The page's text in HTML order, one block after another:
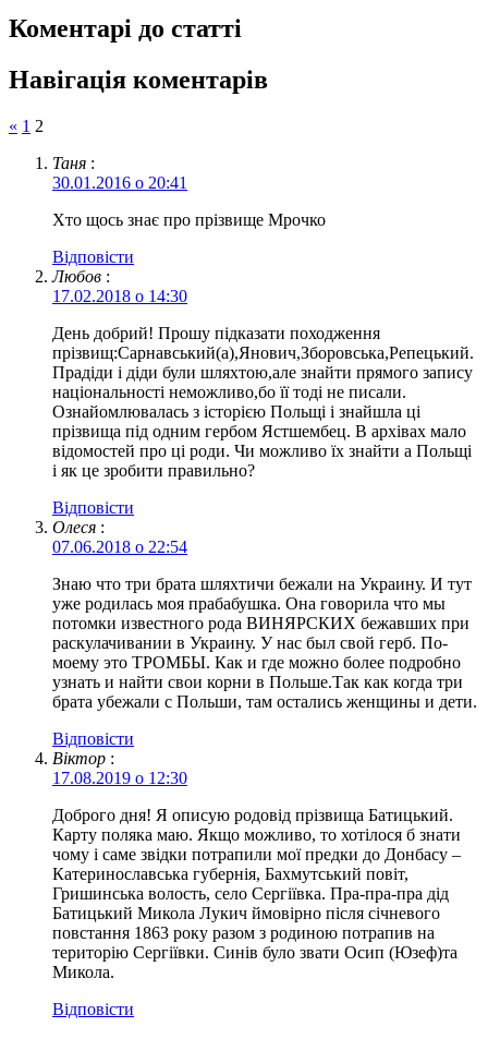
Коментарі до статті
Навігація коментарів
« 1 2
Таня :
30.01.2016 о 20:41
Хто щось знає про прізвище Мрочко
Відповіcти
Любов :
17.02.2018 о 14:30
День добрий! Прошу підказати походження
прізвищ:Сарнавський(а),Янович,Зборовська,Репецький.
Прадіди і діди були шляхтою,але знайти прямого запису
національності неможливо,бо її тоді не писали.
Ознайомлювалась з історією Польщі і знайшла ці
прізвища під одним гербом Ястшембец. В архівах мало
відомостей про ці роди. Чи можливо їх знайти а Польщі
і як це зробити правильно?
Відповіcти
Олеся :
07.06.2018 о 22:54
Знаю что три брата шляхтичи бежали на Украину. И тут
уже родилась моя прабабушка. Она говорила что мы
потомки известного рода ВИНЯРСКИХ бежавших при
раскулачивании в Украину. У нас был свой герб. По-
моему это ТРОМБЫ. Как и где можно более подробно
узнать и найти свои корни в Польше.Так как когда три
брата убежали с Польши, там остались женщины и дети.
Відповіcти
Віктор :
17.08.2019 о 12:30
Доброго дня! Я описую родовід прізвища Батицький.
Карту поляка маю. Якщо можливо, то хотілося б знати
чому і саме звідки потрапили мої предки до Донбасу –
Катеринославська губернія, Бахмутський повіт,
Гришинська волость, село Сергіївка. Пра-пра-пра дід
Батицький Микола Лукич ймовірно після січневого
повстання 1863 року разом з родиною потрапив на
територію Сергіївки. Синів було звати Осип (Юзеф)та
Микола.
Відповіcти